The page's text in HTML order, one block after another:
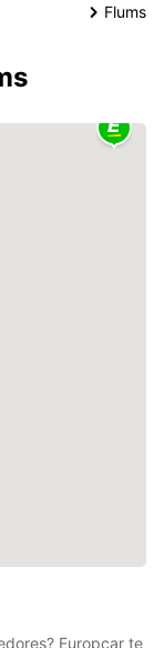
Flums
Europcar te